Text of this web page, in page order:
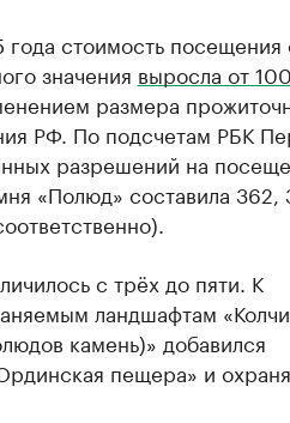
стоимость посещения
значения выросла от
размера
РФ. По подсчетам РБК
разрешений на
«Полюд» составила 362,
с трёх до пяти. К
ландшафтам
камень)» добавился
пещера» и